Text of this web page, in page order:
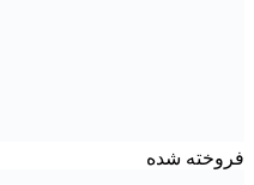
فروخته شده